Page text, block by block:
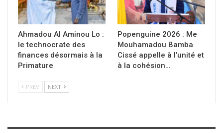
Ahmadou Al Aminou Lo :
le technocrate des
finances désormais à la
Primature
Popenguine 2026 : Me
Mouhamadou Bamba
Cissé appelle à l’unité et
à la cohésion…
PREV NEXT